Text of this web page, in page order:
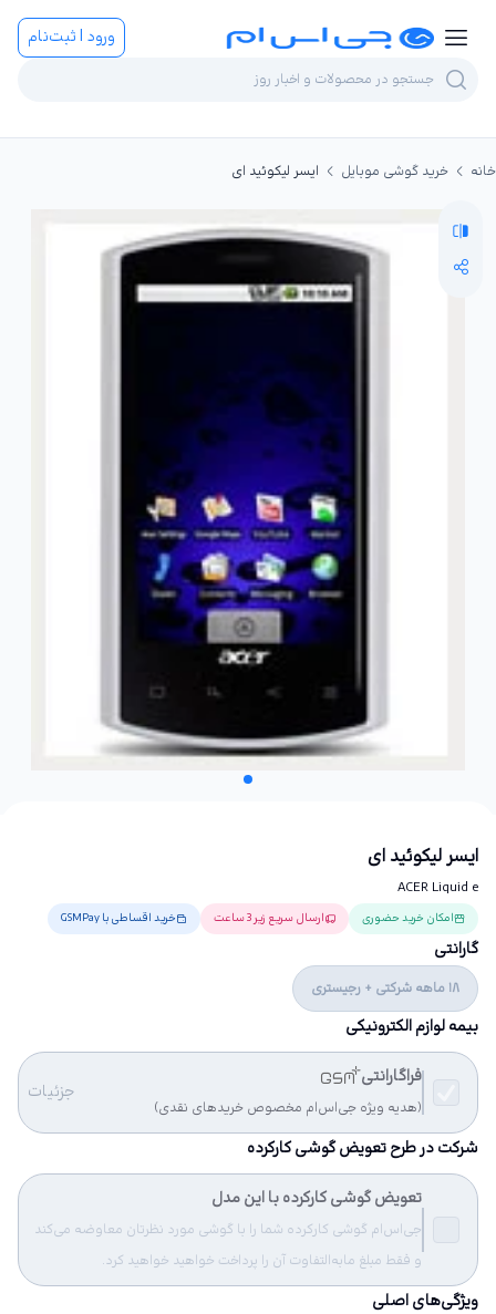
ورود | ثبت‌نام
خانه خرید گوشی موبایل ایسر لیکوئید ای
ایسر لیکوئید ای
ACER Liquid e
امکان خرید حضوری ارسال سریع زیر 3 ساعت خرید اقساطی با GSMPay
گارانتی
18 ماهه شرکتی + رجیستری
بیمه لوازم الکترونیکی
فراگارانتی
(هدیه ویژه جی‌اس‌ام مخصوص خریدهای نقدی)
جزئیات
شرکت در طرح تعویض گوشی کارکرده
تعویض گوشی کارکرده با این مدل
جی‌اس‌ام گوشی کارکرده شما را با گوشی مورد نظرتان معاوضه می‌کند
و فقط مبلغ مابه‌التفاوت آن را پرداخت خواهید خواهید کرد.
ویژگی‌های اصلی